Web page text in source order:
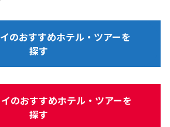
イのおすすめホテル・ツアーを
探す
イのおすすめホテル・ツアーを
探す